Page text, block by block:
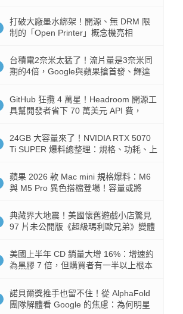
打破大廠墨水綁架！開源、無 DRM 限
制的「Open Printer」概念機亮相
台積電2奈米太猛了！流片量是3奈米同
期的4倍，Google與蘋果搶首發、輝達
GitHub 狂攬 4 萬星！Headroom 開源工
具幫開發者省下 70 萬美元 API 費，
24GB 大容量來了！NVIDIA RTX 5070
Ti SUPER 爆料總整理：規格、功耗、上
蘋果 2026 款 Mac mini 規格爆料：M6
與 M5 Pro 異色搭檔登場！容量或將
典藏界大地震！美國懷舊遊戲小店驚見
97 片未公開版《超級瑪利歐兄弟》變體
美國上半年 CD 銷量大增 16%：增速約
為黑膠 7 倍，但購買者有一半以上根本
諾貝爾獎推手也留不住！從 AlphaFold
團隊解體看 Google 的焦慮：為何明星